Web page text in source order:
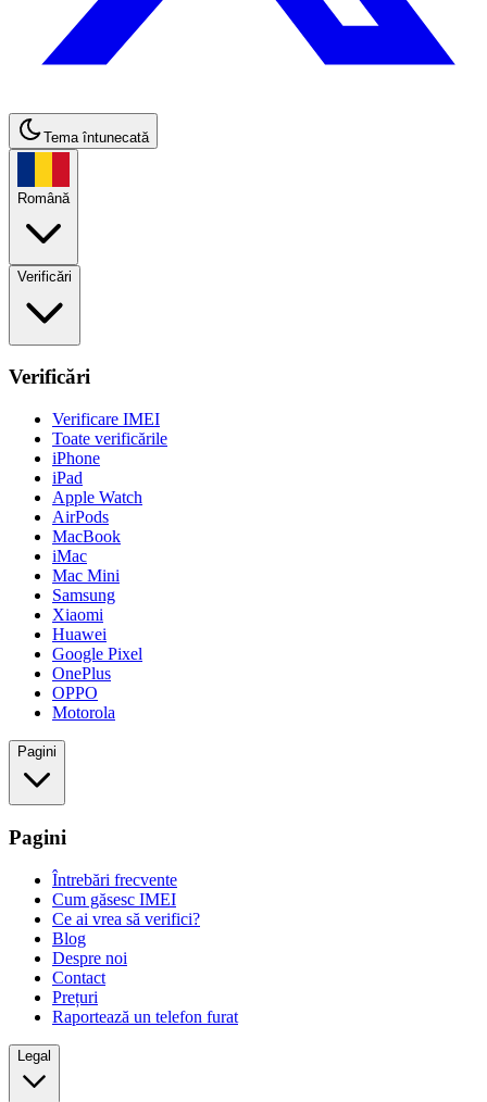
Tema întunecată
Română
Verificări
Verificări
Verificare IMEI
Toate verificările
iPhone
iPad
Apple Watch
AirPods
MacBook
iMac
Mac Mini
Samsung
Xiaomi
Huawei
Google Pixel
OnePlus
OPPO
Motorola
Pagini
Pagini
Întrebări frecvente
Cum găsesc IMEI
Ce ai vrea să verifici?
Blog
Despre noi
Contact
Prețuri
Raportează un telefon furat
Legal